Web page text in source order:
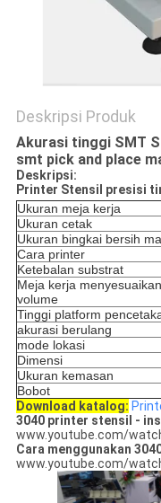
Deskripsi Produk
Akurasi tinggi SMT
smt pick and place
Deskripsi:
Printer Stensil presisi
Ukuran meja kerja
Ukuran cetak
Ukuran bingkai bersih
Cara printer
Ketebalan substrat
Meja kerja menyesuaikan
volume
Tinggi platform
akurasi berulang
mode lokasi
Dimensi
Ukuran kemasan
Bobot
Download katalog:
3040 printer stensil -
www.youtube.com/
Cara menggunakan
www.youtube.com/